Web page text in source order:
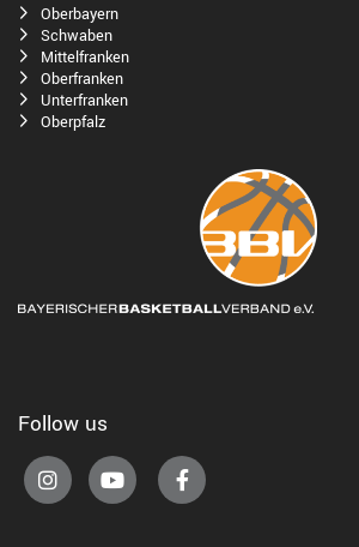
Oberbayern
Schwaben
Mittelfranken
Oberfranken
Unterfranken
Oberpfalz
Follow us